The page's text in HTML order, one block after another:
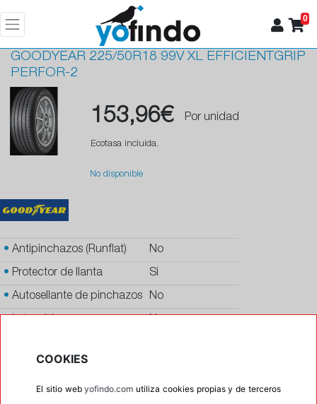
0
GOODYEAR 225/50R18 99V XL EFFICIENTGRIP
PERFOR-2
153,96€ Por unidad
Ecotasa incluida.
No disponible
• Antipinchazos (Runflat) No
• Protector de llanta Si
• Autosellante de pinchazos No
Banda blanca No
COOKIES
El sitio webyofindo.com utiliza cookies propias y de terceros